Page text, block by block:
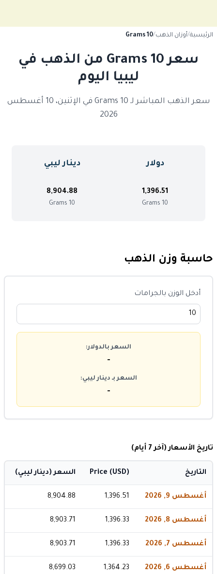
الرئيسية/أوزان الذهب/
10 Grams
سعر 10 Grams من الذهب في
ليبيا اليوم
سعر الذهب المباشر لـ 10 Grams في الإثنين، 10 أغسطس
2026
دولار دينار ليبي
1,396.51
10 Grams
8,904.88
10 Grams
حاسبة وزن الذهب
أدخل الوزن بالجرامات
السعر بالدولار:
-
السعر بـ دينار ليبي:
-
تاريخ الأسعار (آخر 7 أيام)
التاريخ Price (USD) السعر (دينار ليبي)
أغسطس 9, 2026 1,396.51
8,904.88
أغسطس 8, 2026 1,396.33
8,903.71
أغسطس 7, 2026 1,396.33
8,903.71
أغسطس 6, 2026 1,364.23
8,699.03